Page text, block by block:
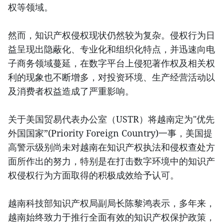
权等领域。
然而，知识产权侵权现状仍然较为复杂。侵权行为日
益呈现出隐蔽化、专业化和组织化特点，并迅速向电
子商务领域蔓延，在数字平台上侵犯著作权及相关权
利的现象也不断增多，对投资环境、生产经营活动以
及消费者权益造成了严重影响。
关于美国贸易代表办公室（USTR）将越南定为"优先
外国国家”(Priority Foreign Country)一事，美国提
高警示级别尚未对越南在知识产权执法和侵权查处方
面所作出的努力，特别是在打击数字环境中的知识产
权侵权行为方面取得的积极成效给予认可。
越南科技部知识产权局副局长陈黎鸿表示，多年来，
越南始终致力于推行全面有效的知识产权保护政策，